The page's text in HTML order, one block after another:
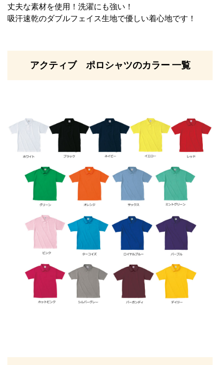
丈夫な素材を使用！洗濯にも強い！
吸汗速乾のダブルフェイス生地で優しい着心地です！
アクティブ ポロシャツのカラー 一覧